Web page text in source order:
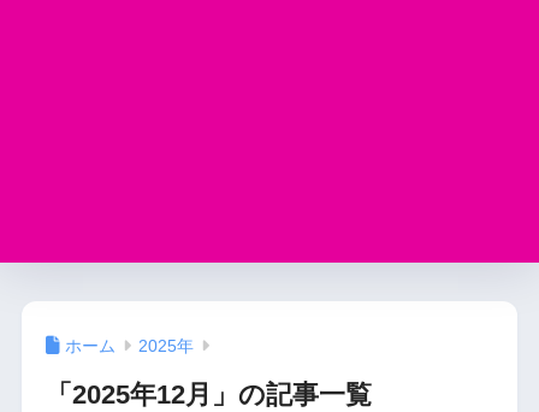
ホーム 2025年
「2025年12月」の記事一覧